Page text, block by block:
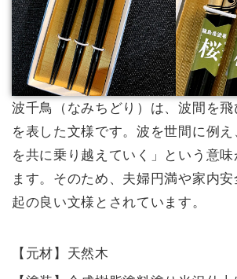
波千鳥（なみちどり）は、波間を
を表した文様です。波を世間に例
を共に乗り越えていく」という意
ます。そのため、夫婦円満や家内
起の良い文様とされています。
【元材】天然木